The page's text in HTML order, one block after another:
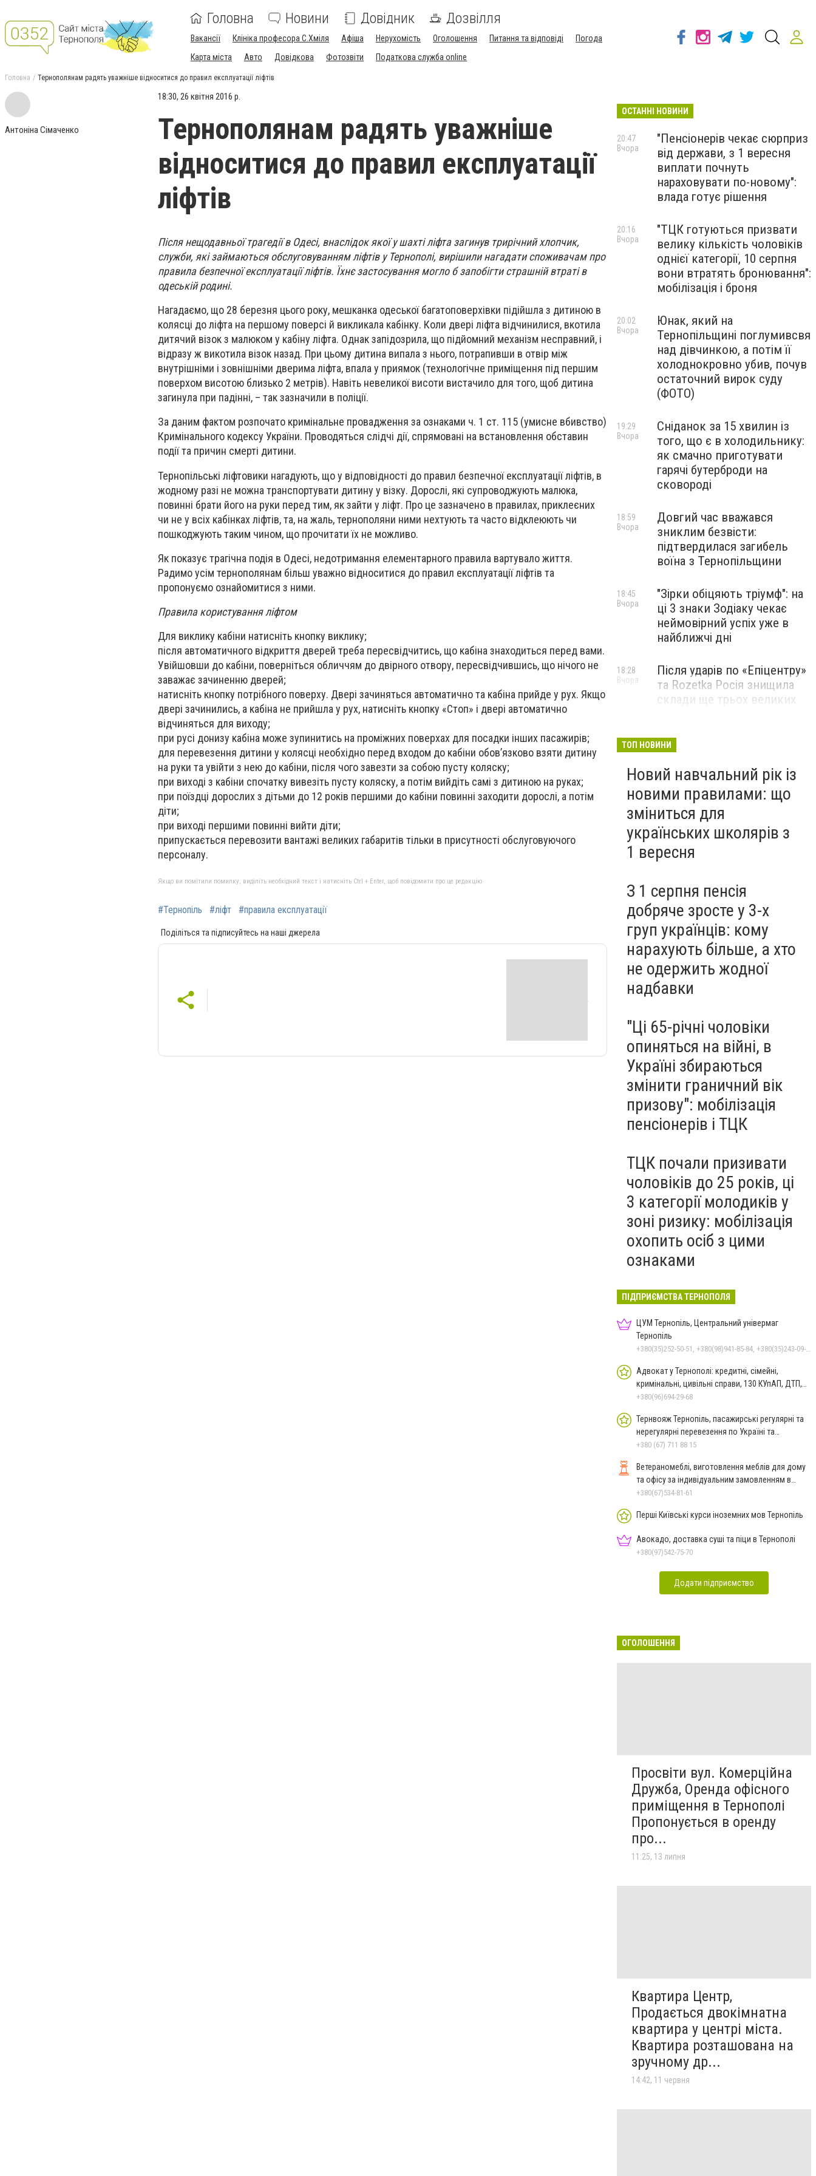
Головна Новини Довідник Дозвілля
Вакансії Клініка професора С.Хміля Афіша Нерухомість Оголошення Питання та відповіді
Погода
Карта міста
Авто Довідкова Фотозвіти Податкова служба online
Головна Тернополянам радять уважніше відноситися до правил експлуатації ліфтів
Антоніна Сімаченко
18:30, 26 квітня 2016 р.
Тернополянам радять уважніше
відноситися до правил експлуатації
ліфтів
Після нещодавньої трагедії в Одесі, внаслідок якої у шахті ліфта загинув трирічний хлопчик,
служби, які займаються обслуговуванням ліфтів у Тернополі, вирішили нагадати споживачам про
правила безпечної експлуатації ліфтів. Їхнє застосування могло б запобігти страшній втраті в
одеській родині.
Нагадаємо, що 28 березня цього року, мешканка одеської багатоповерхівки підійшла з дитиною в
колясці до ліфта на першому поверсі й викликала кабінку. Коли двері ліфта відчинилися, вкотила
дитячий візок з малюком у кабіну ліфта. Однак запідозрила, що підйомний механізм несправний, і
відразу ж викотила візок назад. При цьому дитина випала з нього, потрапивши в отвір між
внутрішніми і зовнішніми дверима ліфта, впала у приямок (технологічне приміщення під першим
поверхом висотою близько 2 метрів). Навіть невеликої висоти вистачило для того, щоб дитина
загинула при падінні, – так зазначили в поліції.
За даним фактом розпочато кримінальне провадження за ознаками ч. 1 ст. 115 (умисне вбивство)
Кримінального кодексу України. Проводяться слідчі дії, спрямовані на встановлення обставин
події та причин смерті дитини.
Тернопільські ліфтовики нагадують, що у відповідності до правил безпечної експлуатації ліфтів, в
жодному разі не можна транспортувати дитину у візку. Дорослі, які супроводжують малюка,
повинні брати його на руки перед тим, як зайти у ліфт. Про це зазначено в правилах, приклеєних
чи не у всіх кабінках ліфтів, та, на жаль, тернополяни ними нехтують та часто відклеюють чи
пошкоджують таким чином, що прочитати їх не можливо.
Як показує трагічна подія в Одесі, недотримання елементарного правила вартувало життя.
Радимо усім тернополянам більш уважно відноситися до правил експлуатації ліфтів та
пропонуємо ознайомитися з ними.
Правила користування ліфтом
Для виклику кабіни натисніть кнопку виклику;
після автоматичного відкриття дверей треба пересвідчитись, що кабіна знаходиться перед вами.
Увійшовши до кабіни, поверніться обличчям до двірного отвору, пересвідчившись, що нічого не
заважає зачиненню дверей;
натисніть кнопку потрібного поверху. Двері зачиняться автоматично та кабіна прийде у рух. Якщо
двері зачинились, а кабіна не прийшла у рух, натисніть кнопку «Стоп» і двері автоматично
відчиняться для виходу;
при русі донизу кабіна може зупинитись на проміжних поверхах для посадки інших пасажирів;
для перевезення дитини у колясці необхідно перед входом до кабіни обов’язково взяти дитину
на руки та увійти з нею до кабіни, після чого завезти за собою пусту коляску;
при виході з кабіни спочатку вивезіть пусту коляску, а потім вийдіть самі з дитиною на руках;
при поїздці дорослих з дітьми до 12 років першими до кабіни повинні заходити дорослі, а потім
діти;
при виході першими повинні вийти діти;
припускається перевозити вантажі великих габаритів тільки в присутності обслуговуючого
персоналу.
Якщо ви помітили помилку, виділіть необхідний текст і натисніть Ctrl + Enter, щоб повідомити про це редакцію
#Тернопіль #ліфт #правила експлуатації
Поділіться та підписуйтесь на наші джерела
ОСТАННІ НОВИНИ
"Пенсіонерів чекає сюрприз
від держави, з 1 вересня
виплати почнуть
нараховувати по-новому":
влада готує рішення
20:47
Вчора
"ТЦК готуються призвати
велику кількість чоловіків
однієї категорії, 10 серпня
вони втратять бронювання":
мобілізація і броня
20:16
Вчора
Юнак, який на
Тернопільщині поглумивсвя
над дівчинкою, а потім її
холоднокровно убив, почув
остаточний вирок суду
(ФОТО)
20:02
Вчора
Сніданок за 15 хвилин із
того, що є в холодильнику:
як смачно приготувати
гарячі бутерброди на
сковороді
19:29
Вчора
Довгий час вважався
зниклим безвісти:
підтвердилася загибель
воїна з Тернопільщини
18:59
Вчора
"Зірки обіцяють тріумф": на
ці 3 знаки Зодіаку чекає
неймовірний успіх уже в
найближчі дні
18:45
Вчора
Після ударів по «Епіцентру»
та Rozetka Росія знищила
склади ще трьох великих
запчастин
18:28
Вчора
Юна піаністка з Тернополя
здобула перемогу на
міжнародному конкурсі
"Golden Talent World" (ФОТО)
18:00
ТОП НОВИНИ
Новий навчальний рік із
новими правилами: що
зміниться для
українських школярів з
1 вересня
З 1 серпня пенсія
добряче зросте у 3-х
груп українців: кому
нарахують більше, а хто
не одержить жодної
надбавки
"Ці 65-річні чоловіки
опиняться на війні, в
Україні збираються
змінити граничний вік
призову": мобілізація
пенсіонерів і ТЦК
ТЦК почали призивати
чоловіків до 25 років, ці
3 категорії молодиків у
зоні ризику: мобілізація
охопить осіб з цими
ознаками
ПІДПРИЄМСТВА ТЕРНОПОЛЯ
ЦУМ Тернопіль, Центральний універмаг
Тернопіль
+380(35)252-50-51, +380(98)941-85-84, +380(35)243-09-09, +380(98)831-44-51
Адвокат у Тернополі: кредитні, сімейні,
кримінальні, цивільні справи, 130 КУпАП, ДТП,
банкрутство
+380(96)694-29-68
Тернвояж Тернопіль, пасажирські регулярні та
нерегулярні перевезення по Україні та
закордон
+380 (67) 711 88 15
Ветераномеблі, виготовлення меблів для дому
та офісу за індивідуальним замовленням в
Тернополі
+380(67)534-81-61
Перші Київські курси іноземних мов Тернопіль
Авокадо, доставка суші та піци в Тернополі
+380(97)542-75-70
Додати підприємство
ОГОЛОШЕННЯ
Просвіти вул. Комерційна
Дружба, Оренда офісного
приміщення в Тернополі
Пропонується в оренду
про...
11:25, 13 липня
Квартира Центр,
Продається двокімнатна
квартира у центрі міста.
Квартира розташована на
зручному др...
14:42, 11 червня